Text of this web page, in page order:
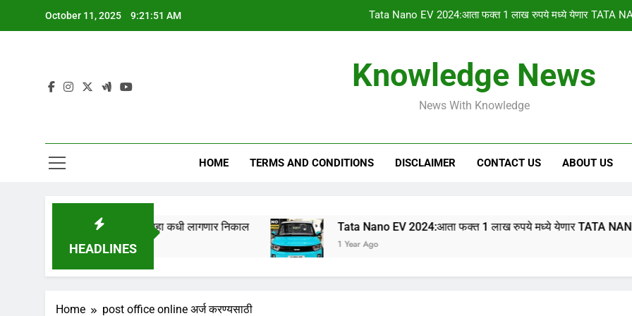
October 11, 2025 9:21:52 AM Tata Nano EV 2024:आता फक्त 1 लाख रुपये मध्ये येणार TATA
gharkul yojana 2024:आपल्या गावची 2023-2024 ची
HSC & SSC Result: 10 वी 12 वी चा निकाल
PM किसान
Knowledge News
News With Knowledge
HOME TERMS AND CONDITIONS DISCLAIMER CONTACT US ABOUT US
HEADLINES
लागणार,येथे पहा कधी लागणार निकाल Tata Nano EV 2024:आता फक्त 1 लाख रुपये मध्ये येणार TATA NANO इलेक्ट्रिक
1 Year Ago
Home post office online अर्ज करण्यसाठी